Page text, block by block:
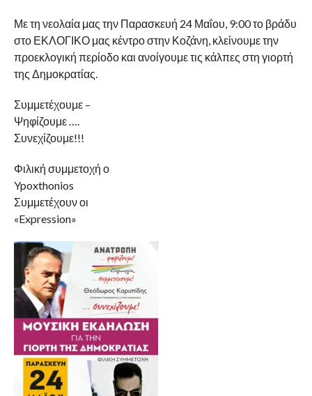
Με τη νεολαία μας την Παρασκευή 24 Μαΐου, 9:00 το βράδυ
στο ΕΚΛΟΓΙΚΟ μας κέντρο στην Κοζάνη, κλείνουμε την
προεκλογική περίοδο και ανοίγουμε τις κάλπες στη γιορτή
της Δημοκρατίας.
Συμμετέχουμε –
Ψηφίζουμε ….
Συνεχίζουμε!!!
Φιλική συμμετοχή ο
Ypoxthonios
Συμμετέχουν οι
«Expression»